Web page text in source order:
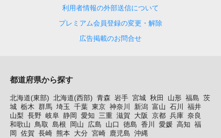
利用者情報の外部送信について
プレミアム会員登録の変更・解除
広告掲載のお問合せ
都道府県から探す
北海道(東部) 北海道(西部) 青森 岩手 宮城 秋田 山形 福島 茨
城 栃木 群馬 埼玉 千葉 東京 神奈川 新潟 富山 石川
福井
山梨 長野 岐阜 静岡 愛知 三重 滋賀 大阪 京都 兵庫 奈良
和歌山 鳥取 島根 岡山 広島 山口 徳島 香川 愛媛 高知 福
岡
佐賀 長崎 熊本 大分 宮崎 鹿児島 沖縄